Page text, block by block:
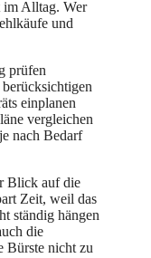
im Alltag. Wer
und
prüfen
einplanen
vergleichen
nach Bedarf
Blick auf die
Zeit, weil das
ständig hängen
die
Bürste nicht zu